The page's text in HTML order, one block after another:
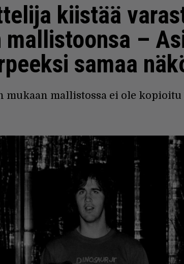
kiistää
mallistoonsa –
samaa
mukaan mallistossa ei ole